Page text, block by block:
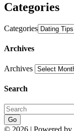
Categories
Categories
Archives
Archives
Search
Go